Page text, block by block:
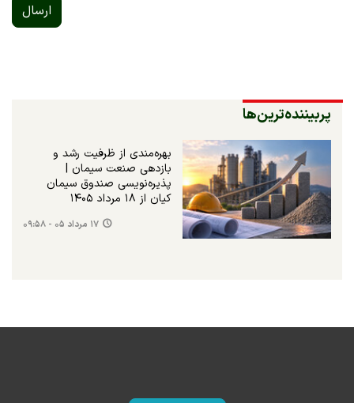
ارسال
پربیننده‌ترین‌ها
بهره‌مندی از ظرفیت رشد و
بازدهی صنعت سیمان |
پذیره‌نویسی صندوق سیمان
کیان از ۱۸ مرداد ۱۴۰۵
۱۷ مرداد ۰۵ - ۰۹:۵۸